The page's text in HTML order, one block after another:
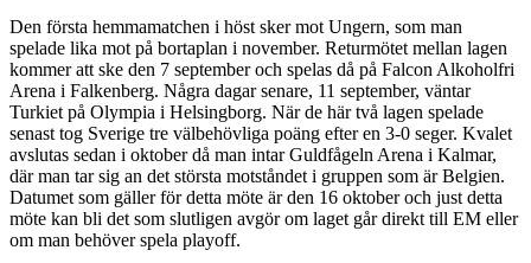
Den första hemmamatchen i höst sker mot Ungern, som man
spelade lika mot på bortaplan i november. Returmötet mellan lagen
kommer att ske den 7 september och spelas då på Falcon Alkoholfri
Arena i Falkenberg. Några dagar senare, 11 september, väntar
Turkiet på Olympia i Helsingborg. När de här två lagen spelade
senast tog Sverige tre välbehövliga poäng efter en 3-0 seger. Kvalet
avslutas sedan i oktober då man intar Guldfågeln Arena i Kalmar,
där man tar sig an det största motståndet i gruppen som är Belgien.
Datumet som gäller för detta möte är den 16 oktober och just detta
möte kan bli det som slutligen avgör om laget går direkt till EM eller
om man behöver spela playoff.